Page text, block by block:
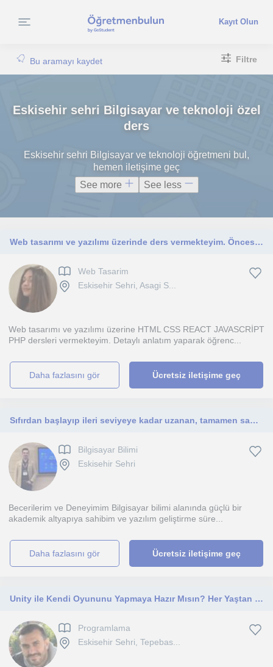
Kayıt Olun
Bu aramayı kaydet Filtre
Eskisehir sehri Bilgisayar ve teknoloji özel
ders
Eskisehir sehri Bilgisayar ve teknoloji öğretmeni bul,
hemen iletişime geç
See more
See less
Web tasarımı ve yazılımı üzerinde ders vermekteyim. Öncesinde özel ders ve üniversite öğrenci kulübünde de ders verme tecrübem var
Web Tasarim
Eskisehir Sehri, Asagi S...
Web tasarımı ve yazılımı üzerine HTML CSS REACT JAVASCRİPT
PHP dersleri vermekteyim. Detaylı anlatım yaparak öğrenc...
daha fazlasını gör Ücretsiz iletişime geç
Sıfırdan başlayıp ileri seviyeye kadar uzanan, tamamen sana özel bir yazılım öğrenme süreci sunuyorum. Karmaşık konuları sadeleşti
Bilgisayar Bilimi
Eskisehir Sehri
Becerilerim ve Deneyimim Bilgisayar bilimi alanında güçlü bir
akademik altyapıya sahibim ve yazılım geliştirme süre...
daha fazlasını gör Ücretsiz iletişime geç
Unity ile Kendi Oyununu Yapmaya Hazır Mısın? Her Yaştan Oyun Meraklılarına Temel Unity ve C# Eğitimi ile Oyun Yaratalım
Programlama
Eskisehir Sehri, Tepebas...